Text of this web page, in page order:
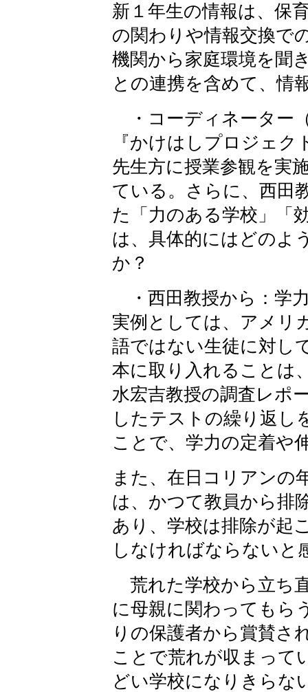
新１年生の情報は、保
の関わりや情報交換で
機関から家庭環境を聞
との連携を含めて、情
・コーディネーター
『かけはしプロジェ
先生方に授業参観を実
ている。さらに、西田
た「力のある学校」「
は、具体的にはどのよ
か？
・西田教授から：学
実例としては、アメリ
語ではない生徒に対し
本に取り入れることは
水宏吉教授の調査レポ
したテストの繰り返し
ことで、学力の定着や
また、在日コリアンの
は、かつて教員から排
あり、学校は排除が起
しなければならないと
荒れた学校から立ち
に母親に関わってもら
りの保護者から賞賛さ
ことで荒れが収まって
どい学校になりきらな